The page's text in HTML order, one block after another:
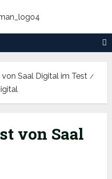
Saal Digital im Test
von Saal